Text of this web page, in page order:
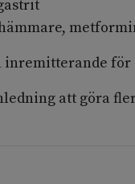
att göra